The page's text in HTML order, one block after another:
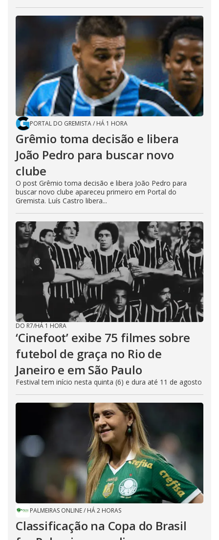
PORTAL DO GREMISTA/ HÁ 1 HORA
Grêmio toma decisão e libera
João Pedro para buscar novo
clube
O post Grêmio toma decisão e libera João Pedro para
buscar novo clube apareceu primeiro em Portal do
Gremista. Luís Castro libera...
DO R7/HÁ 1 HORA
‘Cinefoot’ exibe 75 filmes sobre
futebol de graça no Rio de
Janeiro e em São Paulo
Festival tem início nesta quinta (6) e dura até 11 de agosto
PALMEIRAS ONLINE/ HÁ 2 HORAS
Classificação na Copa do Brasil